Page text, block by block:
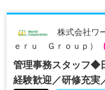
株式会社ワ
ｅｒｕ Ｇｒｏｕｐ）
管理事務スタッフ◆
経験歓迎／研修充